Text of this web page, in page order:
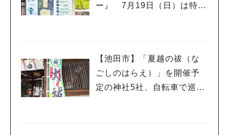
ー』 7月19日（日）は特別
【池田市】「夏越の祓（な
ごしのはらえ）」を開催予
定の神社5社、自転車で巡っ